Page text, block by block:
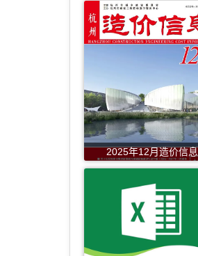
2025年12月造价信息